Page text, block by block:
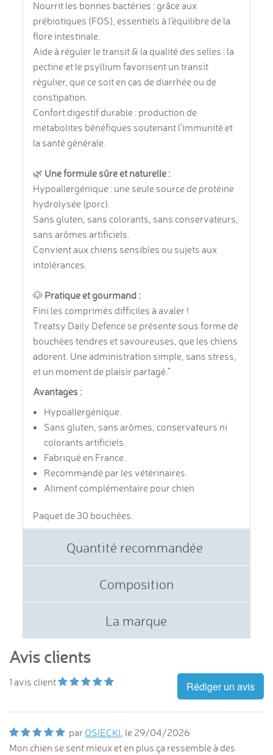
Nourrit les bonnes bactéries : grâce aux
prébiotiques (FOS), essentiels à l’équilibre de la
flore intestinale.
Aide à réguler le transit & la qualité des selles : la
pectine et le psyllium favorisent un transit
régulier, que ce soit en cas de diarrhée ou de
constipation.
Confort digestif durable : production de
métabolites bénéfiques soutenant l’immunité et
la santé générale.
🌿 Une formule sûre et naturelle :
Hypoallergénique : une seule source de protéine
hydrolysée (porc).
Sans gluten, sans colorants, sans conservateurs,
sans arômes artificiels.
Convient aux chiens sensibles ou sujets aux
intolérances.
🐶 Pratique et gourmand :
Fini les comprimés difficiles à avaler !
Treatsy Daily Defence se présente sous forme de
bouchées tendres et savoureuses, que les chiens
adorent. Une administration simple, sans stress,
et un moment de plaisir partagé."
Avantages :
Hypoallergénique.
Sans gluten, sans arômes, conservateurs ni
colorants artificiels.
Fabriqué en France.
Recommandé par les vétérinaires.
Aliment complémentaire pour chien
Paquet de 30 bouchées.
Quantité recommandée
Composition
La marque
Avis clients
1 avis client Rédiger un avis
par OSIECKI, le 29/04/2026
Mon chien se sent mieux et en plus ça ressemble à des